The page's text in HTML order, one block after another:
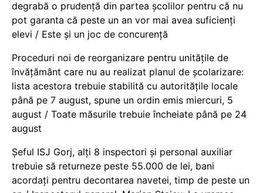
degrabă o prudență din partea școlilor pentru că nu
pot garanta că peste un an vor mai avea suficienți
elevi / Este și un joc de concurență
Proceduri noi de reorganizare pentru unitățile de
învățământ care nu au realizat planul de școlarizare:
lista acestora trebuie stabilită cu autoritățile locale
până pe 7 august, spune un ordin emis miercuri, 5
august / Toate măsurile trebuie încheiate până pe 24
august
Șeful ISJ Gorj, alți 8 inspectori și personal auxiliar
trebuie să returneze peste 55.000 de lei, bani
acordați pentru decontarea navetei, timp de peste un